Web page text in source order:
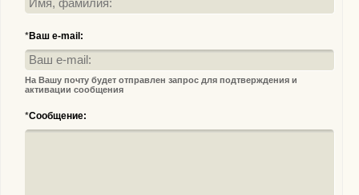
*Ваш e-mail:
На Вашу почту будет отправлен запрос для подтверждения и
активации сообщения
*Сообщение: